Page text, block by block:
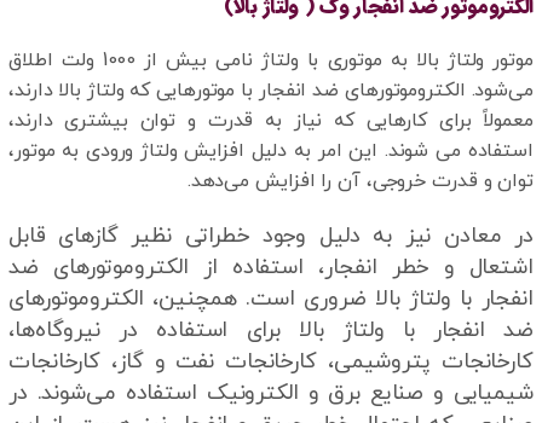
الکتروموتور ضد انفجار وگ ( ولتاژ بالا)
موتور ولتاژ بالا به موتوری با ولتاژ نامی بیش از 1000 ولت اطلاق
می‌شود. الکتروموتورهای ضد انفجار با موتورهایی که ولتاژ بالا دارند،
معمولاً برای کارهایی که نیاز به قدرت و توان بیشتری دارند،
استفاده می شوند. این امر به دلیل افزایش ولتاژ ورودی به موتور،
توان و قدرت خروجی، آن را افزایش می‌دهد.
در معادن نیز به دلیل وجود خطراتی نظیر گازهای قابل
اشتعال و خطر انفجار، استفاده از الکتروموتورهای ضد
انفجار با ولتاژ بالا ضروری است. همچنین، الکتروموتورهای
ضد انفجار با ولتاژ بالا برای استفاده در نیروگاه‌ها،
کارخانجات پتروشیمی، کارخانجات نفت و گاز، کارخانجات
شیمیایی و صنایع برق و الکترونیک استفاده می‌شوند. در